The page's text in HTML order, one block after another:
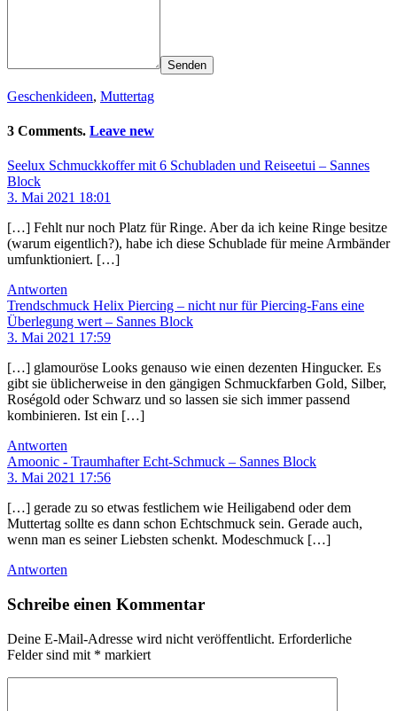
Senden
Geschenkideen, Muttertag
3 Comments. Leave new
Seelux Schmuckkoffer mit 6 Schubladen und Reiseetui – Sannes
Block
3. Mai 2021 18:01
[…] Fehlt nur noch Platz für Ringe. Aber da ich keine Ringe besitze
(warum eigentlich?), habe ich diese Schublade für meine Armbänder
umfunktioniert. […]
Antworten
Trendschmuck Helix Piercing – nicht nur für Piercing-Fans eine
Überlegung wert – Sannes Block
3. Mai 2021 17:59
[…] glamouröse Looks genauso wie einen dezenten Hingucker. Es
gibt sie üblicherweise in den gängigen Schmuckfarben Gold, Silber,
Roségold oder Schwarz und so lassen sie sich immer passend
kombinieren. Ist ein […]
Antworten
Amoonic - Traumhafter Echt-Schmuck – Sannes Block
3. Mai 2021 17:56
[…] gerade zu so etwas festlichem wie Heiligabend oder dem
Muttertag sollte es dann schon Echtschmuck sein. Gerade auch,
wenn man es seiner Liebsten schenkt. Modeschmuck […]
Antworten
Schreibe einen Kommentar
Deine E-Mail-Adresse wird nicht veröffentlicht. Erforderliche
Felder sind mit * markiert